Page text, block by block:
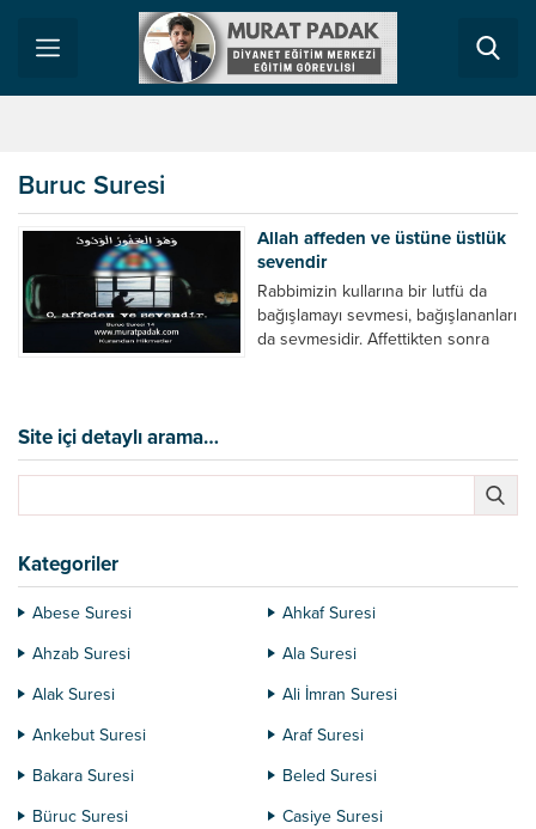
Buruc Suresi
Allah affeden ve üstüne üstlük
sevendir
Rabbimizin kullarına bir lutfü da
bağışlamayı sevmesi, bağışlananları
da sevmesidir. Affettikten sonra
ettiğimizi de sevmeyiz. Seviyor
gibi yapsak da ona minnet ederiz.
Affedip bir de kara listeye almaz.
Site içi detaylı arama…
Kategoriler
Abese Suresi
Ahkaf Suresi
Ahzab Suresi
Ala Suresi
Alak Suresi
Ali İmran Suresi
Ankebut Suresi
Araf Suresi
Bakara Suresi
Beled Suresi
Büruc Suresi
Casiye Suresi